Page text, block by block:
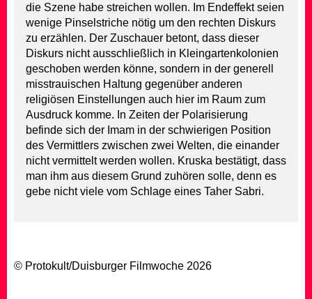
die Szene habe streichen wollen. Im Endeffekt seien
wenige Pinselstriche nötig um den rechten Diskurs
zu erzählen. Der Zuschauer betont, dass dieser
Diskurs nicht ausschließlich in Kleingartenkolonien
geschoben werden könne, sondern in der generell
misstrauischen Haltung gegenüber anderen
religiösen Einstellungen auch hier im Raum zum
Ausdruck komme. In Zeiten der Polarisierung
befinde sich der Imam in der schwierigen Position
des Vermittlers zwischen zwei Welten, die einander
nicht vermittelt werden wollen. Kruska bestätigt, dass
man ihm aus diesem Grund zuhören solle, denn es
gebe nicht viele vom Schlage eines Taher Sabri.
© Protokult/Duisburger Filmwoche 2026